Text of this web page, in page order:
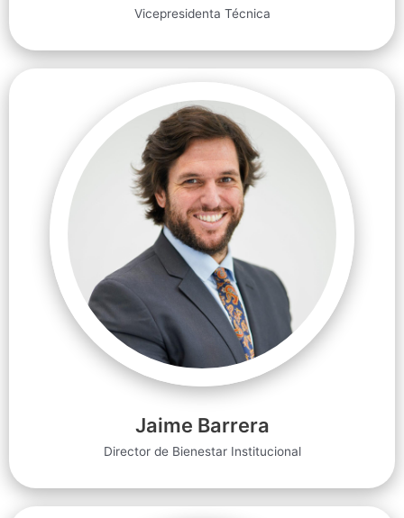
Vicepresidenta Técnica
Jaime Barrera
Director de Bienestar Institucional